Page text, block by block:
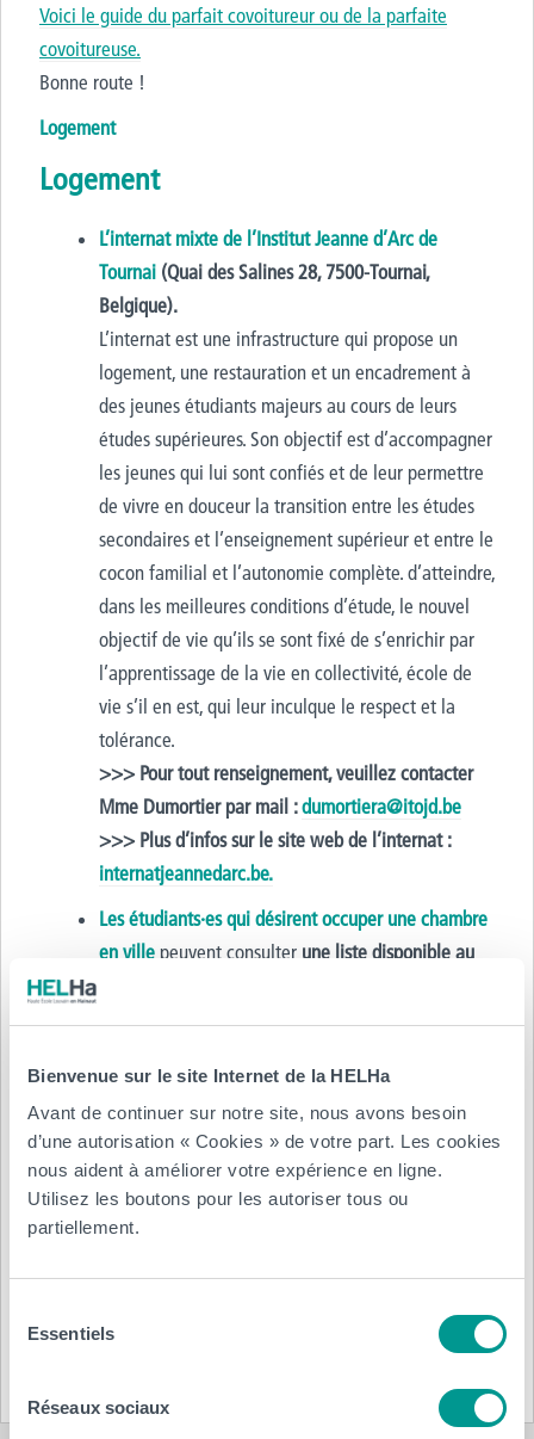
Bienvenue sur le site Internet de la HELHa
Avant de continuer sur notre site, nous avons besoin
d’une autorisation « Cookies » de votre part. Les cookies
nous aident à améliorer votre expérience en ligne.
Utilisez les boutons pour les autoriser tous ou
partiellement.
Essentiels
Réseaux sociaux
Voici le guide du parfait covoitureur ou de la parfaite
covoitureuse.
Bonne route !
Logement
Logement
L’internat mixte de l’Institut Jeanne d’Arc de
Tournai (Quai des Salines 28, 7500-Tournai,
Belgique).
L’internat est une infrastructure qui propose un
logement, une restauration et un encadrement à
des jeunes étudiants majeurs au cours de leurs
études supérieures. Son objectif est d’accompagner
les jeunes qui lui sont confiés et de leur permettre
de vivre en douceur la transition entre les études
secondaires et l’enseignement supérieur et entre le
cocon familial et l’autonomie complète. d’atteindre,
dans les meilleures conditions d’étude, le nouvel
objectif de vie qu’ils se sont fixé de s’enrichir par
l’apprentissage de la vie en collectivité, école de
vie s’il en est, qui leur inculque le respect et la
tolérance.
>>> Pour tout renseignement, veuillez contacter
Mme Dumortier par mail :dumortiera@itojd.be
>>> Plus d’infos sur le site web de l’internat :
internatjeannedarc.be.
Les étudiants·esqui désirent occuper une chambre
en villepeuvent consulter une liste disponible au
Un internat de la Communauté française
Restauration
Les étudiants ont la possibilité de prendre un repas
complet au restaurant de l’Institut Jeanne d’Arc (en face
aux étudiants dans les environs immédiats de la Haute